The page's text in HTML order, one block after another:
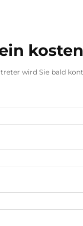
wird Sie bald